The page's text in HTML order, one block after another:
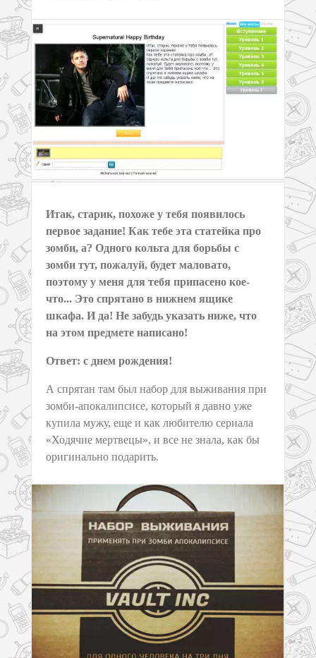
Итак, старик, похоже у тебя появилось
первое задание! Как тебе эта статейка про
зомби, а? Одного кольта для борьбы с
зомби тут, пожалуй, будет маловато,
поэтому у меня для тебя припасено кое-
что... Это спрятано в нижнем ящике
шкафа. И да! Не забудь указать ниже, что
на этом предмете написано!
Ответ: с днем рождения!
А спрятан там был набор для выживания при
зомби-апокалипсисе, который я давно уже
купила мужу, еще и как любителю сериала
«Ходячие мертвецы», и все не знала, как бы
оригинально подарить.